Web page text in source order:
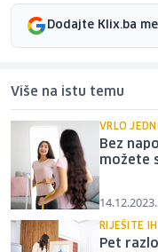
Dodajte Klix.ba
Više na istu temu
VRLO
Bez
možete
RIJEŠITE IH
Pet